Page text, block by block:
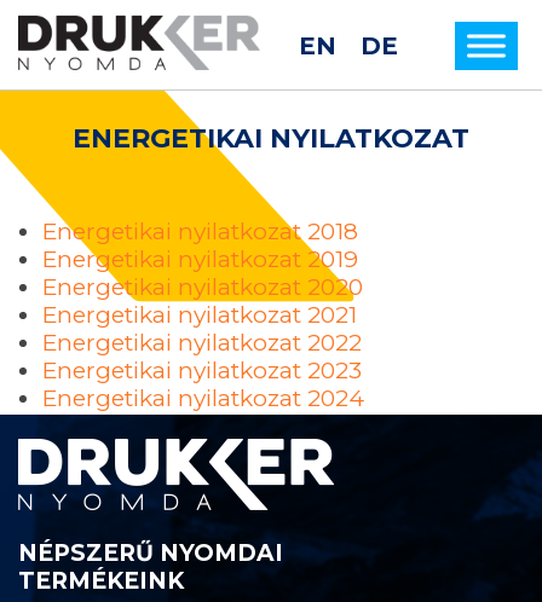
EN DE
ENERGETIKAI NYILATKOZAT
Energetikai nyilatkozat 2018
Energetikai nyilatkozat 2019
Energetikai nyilatkozat 2020
Energetikai nyilatkozat 2021
Energetikai nyilatkozat 2022
Energetikai nyilatkozat 2023
Energetikai nyilatkozat 2024
NÉPSZERŰ NYOMDAI
TERMÉKEINK